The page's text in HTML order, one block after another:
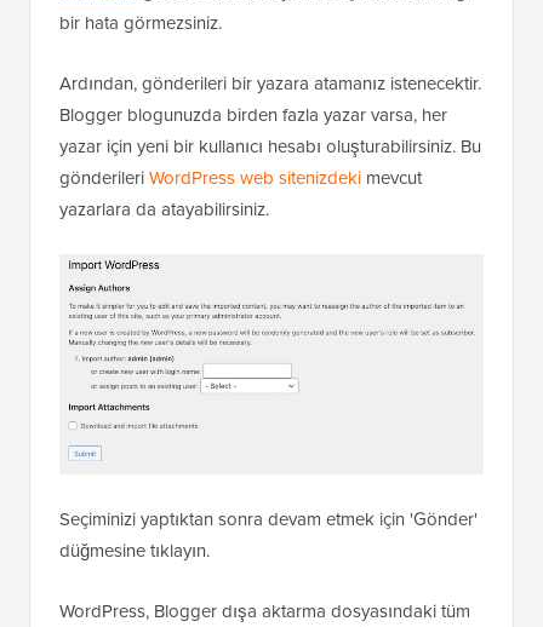
bir hata görmezsiniz.
Ardından, gönderileri bir yazara atamanız istenecektir.
Blogger blogunuzda birden fazla yazar varsa, her
yazar için yeni bir kullanıcı hesabı oluşturabilirsiniz. Bu
gönderileriWordPress web sitenizdeki mevcut
yazarlara da atayabilirsiniz.
Seçiminizi yaptıktan sonra devam etmek için 'Gönder'
düğmesine tıklayın.
WordPress, Blogger dışa aktarma dosyasındaki tüm